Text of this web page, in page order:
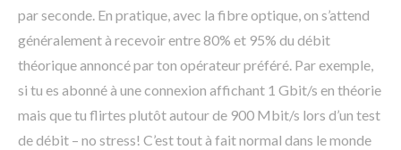
par seconde. En pratique, avec la fibre optique, on s’attend
généralement à recevoir entre 80% et 95% du débit
théorique annoncé par ton opérateur préféré. Par exemple,
si tu es abonné à une connexion affichant 1 Gbit/s en théorie
mais que tu flirtes plutôt autour de 900 Mbit/s lors d’un test
de débit – no stress! C’est tout à fait normal dans le monde